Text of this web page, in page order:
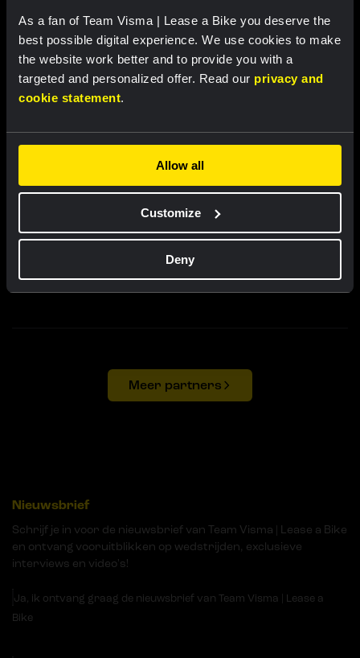
As a fan of Team Visma | Lease a Bike you deserve the
best possible digital experience. We use cookies to make
the website work better and to provide you with a
targeted and personalized offer. Read our privacy and
cookie statement.
Allow all
Customize
Deny
Meer partners
Nieuwsbrief
Schrijf je in voor de nieuwsbrief van Team Visma | Lease a Bike
en ontvang vooruitblikken op wedstrijden, exclusieve
interviews en video's!
Ja, ik ontvang graag de nieuwsbrief van Team Visma | Lease a
Bike